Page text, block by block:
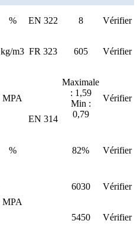
% EN 322 8 Vérifier
kg/m3 FR 323 605 Vérifier
MPA
EN 314
Maximale
: 1,59
Min :
0,79
Vérifier
% 82% Vérifier
MPA
6030 Vérifier
5450 Vérifier